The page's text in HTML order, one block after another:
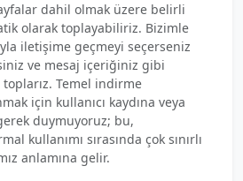
dahil olmak üzere belirli
olarak toplayabiliriz. Bizimle
iletişime geçmeyi seçerseniz
ve mesaj içeriğiniz gibi
toplarız. Temel indirme
için kullanıcı kaydına veya
duymuyoruz; bu,
kullanımı sırasında çok sınırlı
anlamına gelir.